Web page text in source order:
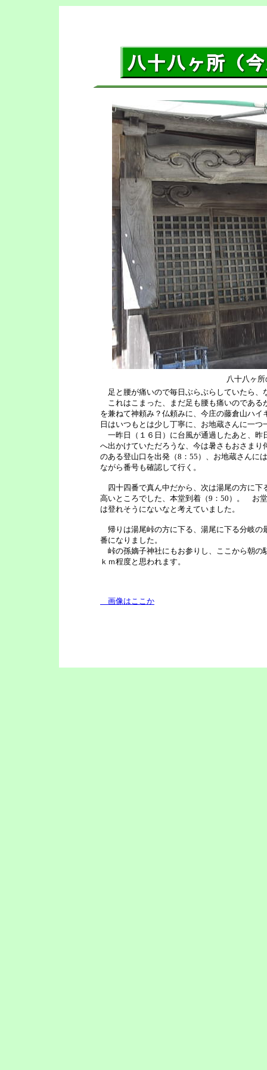
八十八ヶ
足と腰が痛いので毎日ぶらぶらしていたら、
これはこまった、まだ足も腰も痛いのである
を兼ねて神頼み？仏頼みに、今庄の藤倉山ハ
日はいつもとは少し丁寧に、お地蔵さんに一
一昨日（１６日）に台風が通過したあと、昨
へ出かけていただろうな、今は暑さもおさま
のある登山口を出発（8：55）、お地蔵さんに
ながら番号も確認して行く。
四十四番で真ん中だから、次は湯尾の方に下
高いところでした、本堂到着（9：50）。 お
は登れそうにないなと考えていました。
帰りは湯尾峠の方に下る、湯尾に下る分岐の
番になりました。
峠の孫嫡子神社にもお参りし、ここから朝の
ｋｍ程度と思われます。
画像はここか